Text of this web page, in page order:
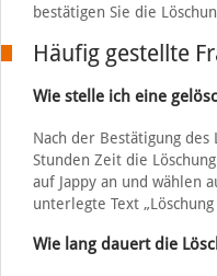
bestätigen Sie die
Häufig gestellte
Wie stelle ich eine
Nach der Bestätigung des
Stunden Zeit die
auf Jappy an und wählen
unterlegte Text
Wie lang dauert die